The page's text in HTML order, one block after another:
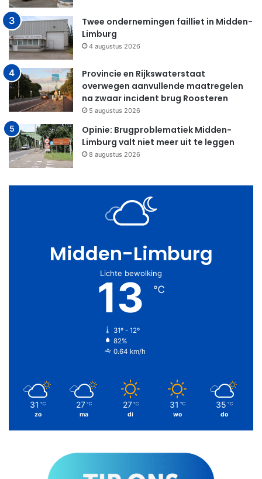
Twee ondernemingen failliet in Midden-
Limburg
4 augustus 2026
Provincie en Rijkswaterstaat
overwegen aanvullende maatregelen
na zwaar incident brug Roosteren
5 augustus 2026
Opinie: Brugproblematiek Midden-
Limburg valt niet meer uit te leggen
8 augustus 2026
Midden-Limburg
Lichte bewolking
13 ℃
31º - 12º
82%
0.64 km/h
31 ℃
zo
27 ℃
ma
27 ℃
di
31 ℃
wo
35 ℃
do